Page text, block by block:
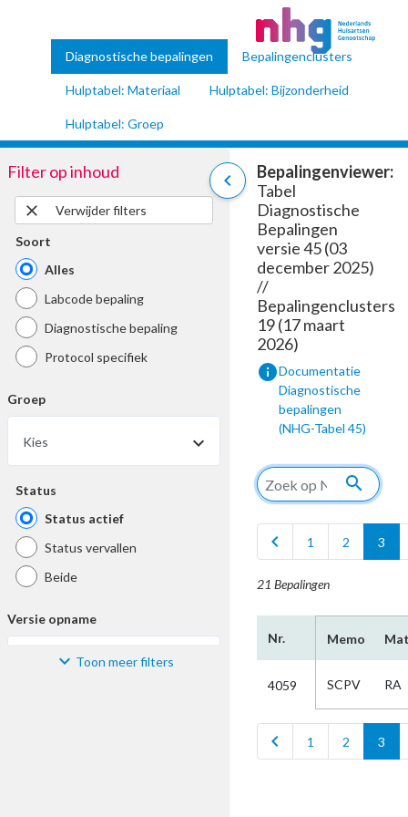
Diagnostische bepalingen Bepalingenclusters
Hulptabel: Materiaal Hulptabel: Bijzonderheid
Hulptabel: Groep
chevron_left
Filter op inhoud
close
Verwijder filters
Soort
Alles
Labcode bepaling
Diagnostische bepaling
Protocol specifiek
Groep
Kies
Status
Status actief
Status vervallen
Beide
Versie opname
Toon meer filters
Bepalingenviewer:
Tabel
Diagnostische
Bepalingen
versie 45 (03
december 2025)
//
Bepalingenclusters
19 (17 maart
2026)
infoDocumentatie
Diagnostische
bepalingen
(NHG-Tabel 45)
search
chevron_left 1 2 3
21 Bepalingen
Nr. Memo
4059 SCPV RA
chevron_left 1 2 3